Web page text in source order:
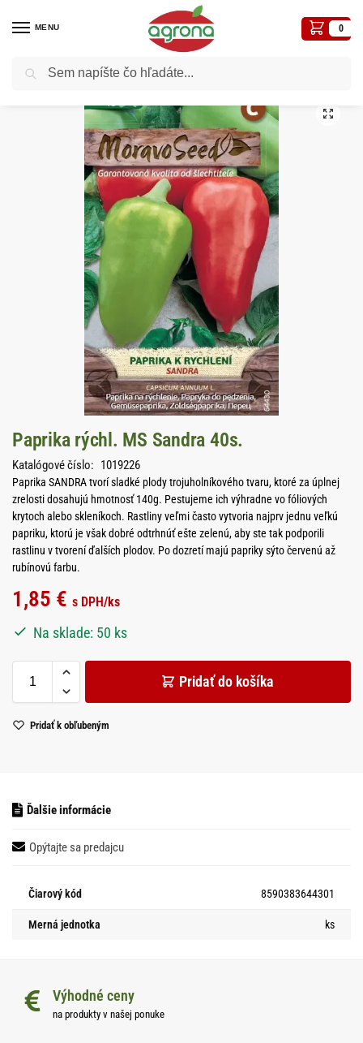
MENU 0
Domov Paprika rýchl. MS Sandra 40s.
Paprika rýchl. MS Sandra 40s.
Katalógové číslo: 1019226
Paprika SANDRA tvorí sladké plody trojuholníkového tvaru, ktoré za úplnej
zrelosti dosahujú hmotnosť 140g. Pestujeme ich výhradne vo fóliových
krytoch alebo skleníkoch. Rastliny veľmi často vytvoria najprv jednu veľkú
papriku, ktorú je však dobré odtrhnúť ešte zelenú, aby ste tak podporili
rastlinu v tvorení ďalších plodov. Po dozretí majú papriky sýto červenú až
rubínovú farbu.
1,85 € s DPH/ks
Na sklade: 50 ks
Pridať do košíka
Pridať k obľubeným
Ďalšie informácie
Opýtajte sa predajcu
Čiarový kód 8590383644301
Merná jednotka ks
Výhodné ceny
na produkty v našej ponuke